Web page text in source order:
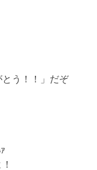
う！！」だぞ